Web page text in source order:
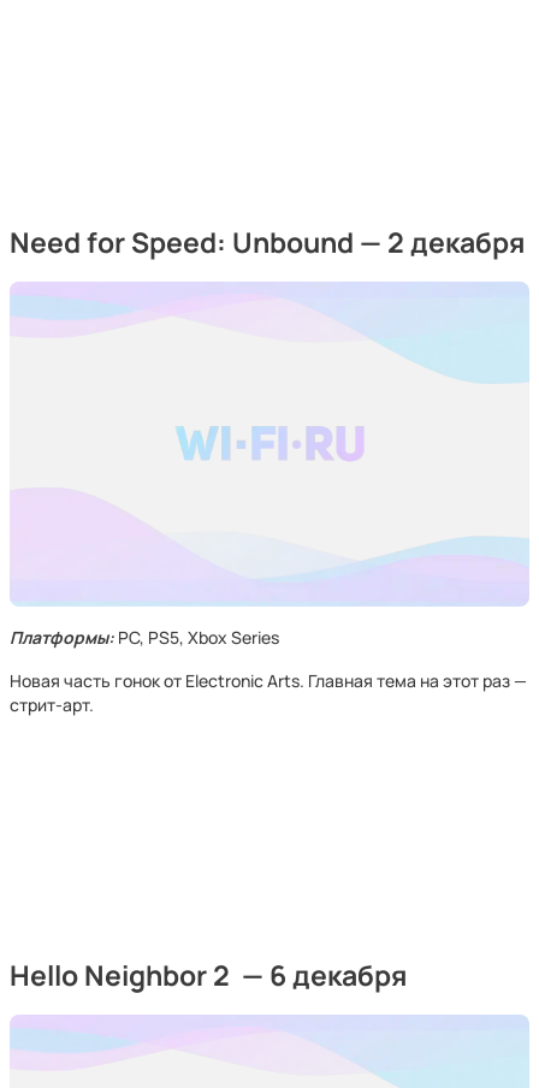
Need for Speed: Unbound — 2 декабря
Платформы: PC, PS5, Xbox Series
Новая часть гонок от Electronic Arts. Главная тема на этот раз —
стрит-арт.
Hello Neighbor 2 — 6 декабря